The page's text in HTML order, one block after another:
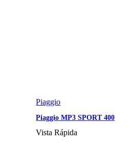
Piaggio
Piaggio MP3 SPORT 400
Vista Rápida